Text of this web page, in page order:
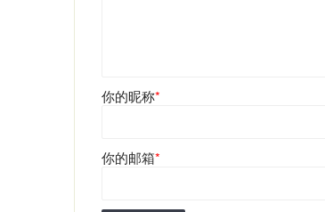
你的昵称*
你的邮箱*